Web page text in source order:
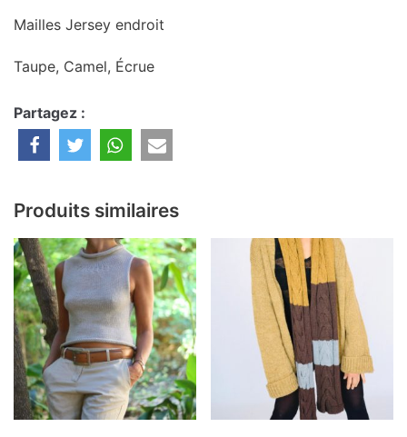
Mailles Jersey endroit
Taupe, Camel, Écrue
Partagez :
Produits similaires